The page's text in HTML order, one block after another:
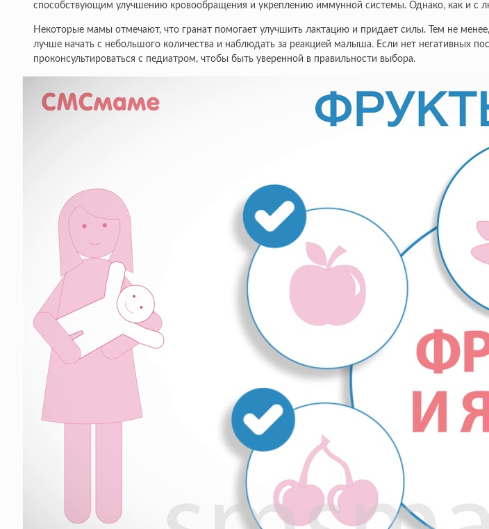
способствующим улучшению кровообращения и укреплению иммунной системы. Однако, как и с
Некоторые мамы отмечают, что гранат помогает улучшить лактацию и придает силы. Тем не
лучше начать с небольшого количества и наблюдать за реакцией малыша. Если нет негативных
проконсультироваться с педиатром, чтобы быть уверенной в правильности выбора.